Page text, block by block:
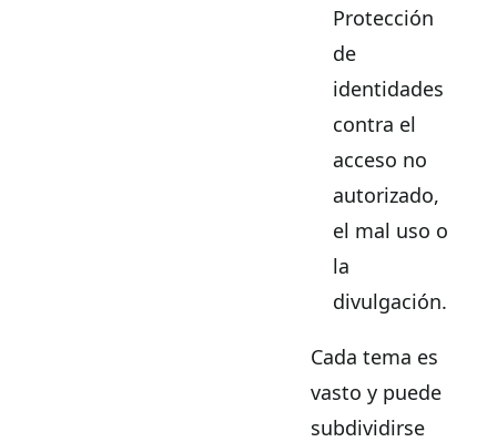
Protección
de
identidades
contra el
acceso no
autorizado,
el mal uso o
la
divulgación.
Cada tema es
vasto y puede
subdividirse